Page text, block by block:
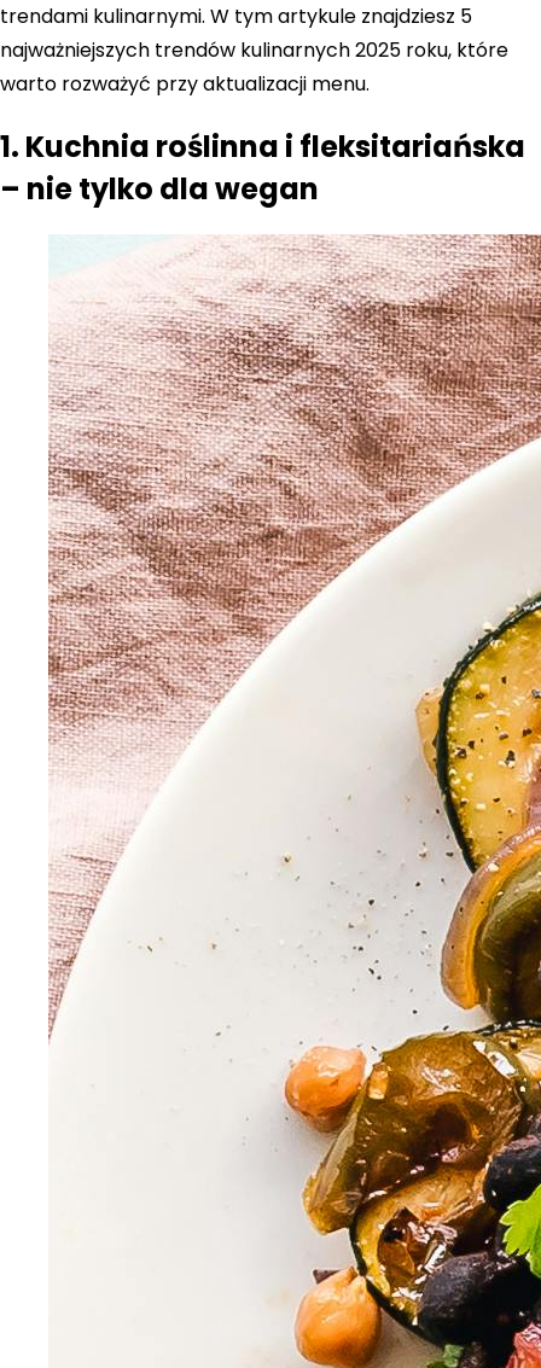
trendami kulinarnymi. W tym artykule znajdziesz 5
najważniejszych trendów kulinarnych 2025 roku, które
warto rozważyć przy aktualizacji menu.
1. Kuchnia roślinna i fleksitariańska
– nie tylko dla wegan